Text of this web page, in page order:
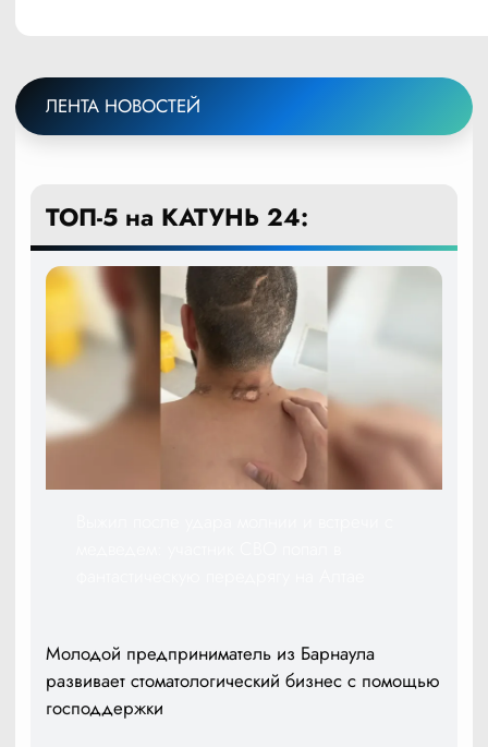
ЛЕНТА НОВОСТЕЙ
ТОП-5 на КАТУНЬ 24:
Молодой предприниматель из Барнаула
развивает стоматологический бизнес с помощью
господдержки